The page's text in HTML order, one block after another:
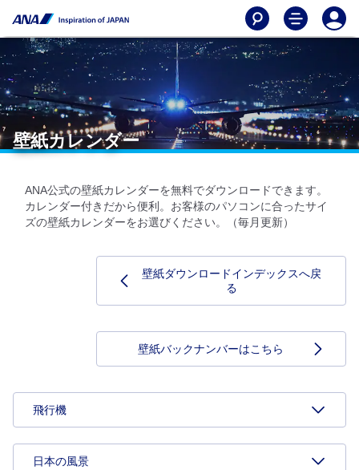
壁紙カレンダー
ANA公式の壁紙カレンダーを無料でダウンロードできます。
カレンダー付きだから便利。お客様のパソコンに合ったサイ
ズの壁紙カレンダーをお選びください。（毎月更新）
壁紙ダウンロードインデックスへ戻
る
壁紙バックナンバーはこちら
飛行機
日本の風景